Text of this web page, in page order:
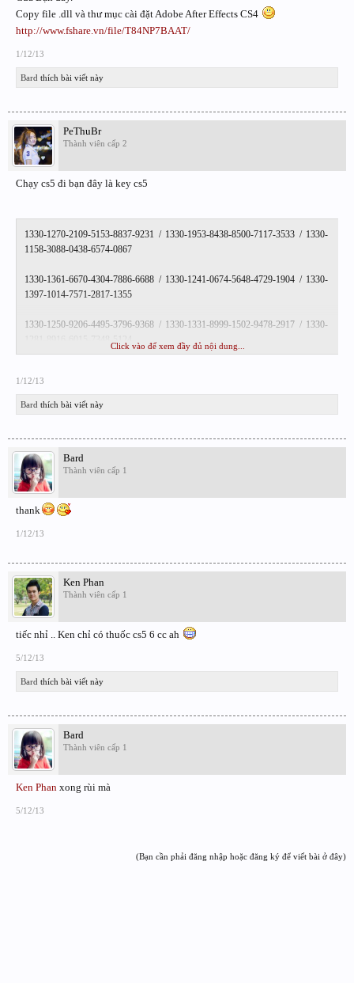
Copy file .dll và thư mục cài đặt Adobe After Effects CS4
http://www.fshare.vn/file/T84NP7BAAT/
1/12/13
Bard thích bài viết này
PeThuBr
Thành viên cấp 2
Chạy cs5 đi bạn đây là key cs5
1330-1270-2109-5153-8837-9231 / 1330-1953-8438-8500-7117-3533 / 1330-
1158-3088-0438-6574-0867
1330-1361-6670-4304-7886-6688 / 1330-1241-0674-5648-4729-1904 / 1330-
1397-1014-7571-2817-1355
1330-1250-9206-4495-3796-9368 / 1330-1331-8999-1502-9478-2917 / 1330-
1615-1663-0498-6205-1791
1330-1953-8438-8500-7117-3533 / 1330-1158-3088-0438-6574-0867 / 1330-
1330-1979-8805-1771-3236-6920 / 1330-1412-8335-5009-5945-5806 / 1330-
1273-0645-3090-0296-3987
1330-1707-7604-4076-3330-1320 / 1330-1126-8389-5347-7026-1516 / 1330-
1839-2965-7190-2921-7032
1330-1634-5298-7483-7429-2348 / 1330-1182-4704-3825-8468-6637 / 1330-
1239-8564-2010-9537-5618
1330-1327-3782-7399-1623-8098 / 1330-1517-3781-6362-7596-5660 / 1330-
1784-8793-4389-9013-7031
1330-1634-1083-3217-5769-6738 / 1330-1230-2480-2284-9907-7831 / 1330-
Click vào để xem đầy đủ nội dung...
1/12/13
Bard thích bài viết này
Bard
Thành viên cấp 1
thank
1/12/13
Ken Phan
Thành viên cấp 1
tiếc nhỉ .. Ken chỉ có thuốc cs5 6 cc ah
5/12/13
Bard thích bài viết này
Bard
Thành viên cấp 1
Ken Phan xong rùi mà
5/12/13
(Bạn cần phải đăng nhập hoặc đăng ký để viết bài ở đây)